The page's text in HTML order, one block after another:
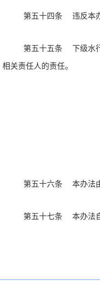
第五十四条 违反本
第五十五条 下级水
相关责任人的责任。
第五十六条 本办法
第五十七条 本办法